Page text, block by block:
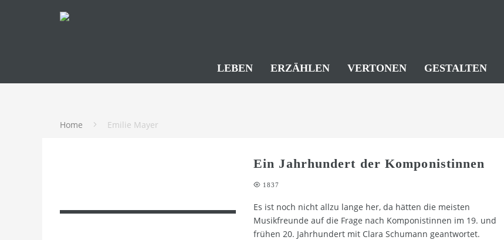
LEBEN ERZÄHLEN VERTONEN GESTALTEN
Home Emilie Mayer
Ein Jahrhundert der Komponistinnen
1837
Es ist noch nicht allzu lange her, da hätten die meisten
Musikfreunde auf die Frage nach Komponistinnen im 19. und
frühen 20. Jahrhundert mit Clara Schumann geantwortet.